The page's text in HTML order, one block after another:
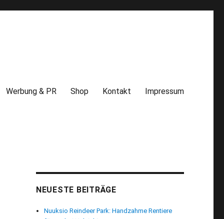
Werbung & PR Shop Kontakt Impressum
NEUESTE BEITRÄGE
Nuuksio Reindeer Park: Handzahme Rentiere